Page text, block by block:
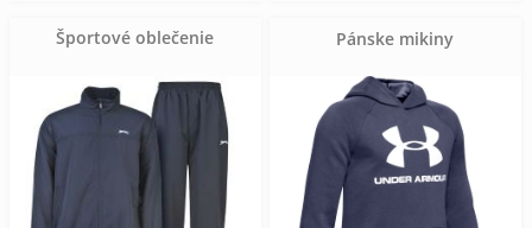
Športové oblečenie Pánske mikiny